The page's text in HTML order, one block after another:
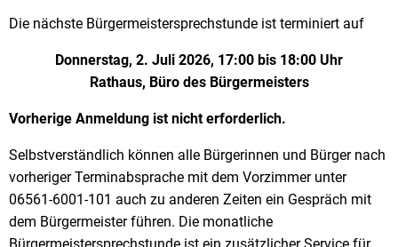
Die nächste Bürgermeistersprechstunde ist terminiert auf
Donnerstag, 2. Juli 2026, 17:00 bis 18:00 Uhr
Rathaus, Büro des Bürgermeisters
Vorherige Anmeldung ist nicht erforderlich.
Selbstverständlich können alle Bürgerinnen und Bürger nach
vorheriger Terminabsprache mit dem Vorzimmer unter
06561-6001-101 auch zu anderen Zeiten ein Gespräch mit
dem Bürgermeister führen. Die monatliche
Bürgermeistersprechstunde ist ein zusätzlicher Service für